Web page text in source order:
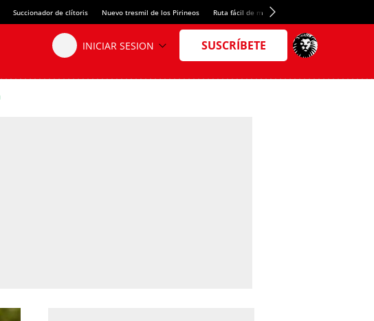
Succionador de clítoris Nuevo tresmil de los Pirineos Ruta fácil de montaña